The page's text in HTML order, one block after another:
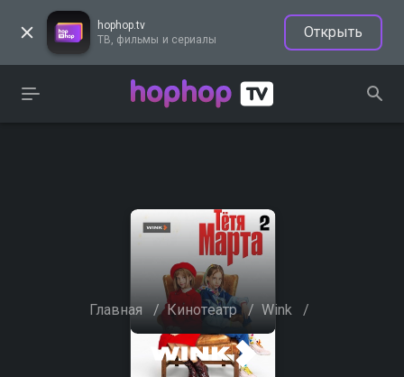
hophop.tv
ТВ, фильмы и сериалы
Открыть
Главная / Кинотеатр / Wink /